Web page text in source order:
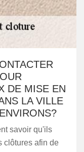
DE MISE EN
LA VILLE
savoir qu'ils
clôtures afin de